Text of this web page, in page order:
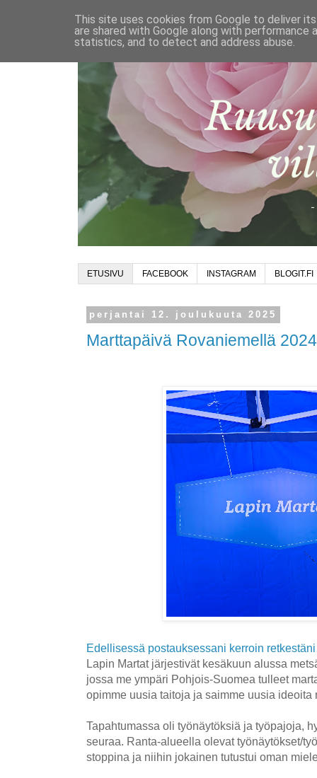
ETUSIVU FACEBOOK INSTAGRAM BLOGIT.FI
perjantai 12. joulukuuta 2025
Marttapäivä Rovaniemellä 2024
Edellisessä postauksessani kerroin
Lapin Martat järjestivät kesäkuun alussa
jossa me ympäri Pohjois-Suomea tulleet
opimme uusia taitoja ja saimme uusia ideoita
Tapahtumassa oli työnäytöksiä ja työpajoja,
seuraa. Ranta-alueella olevat työnäytökset/
stoppina ja niihin jokainen tutustui oman
This site uses cookies from Google to deliver
are shared with Google along with
statistics, and to detect and address abuse.